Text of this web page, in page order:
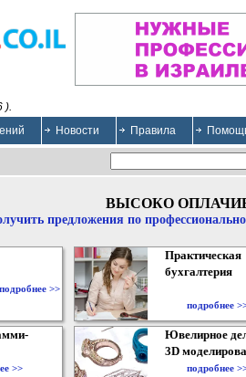
).
Новости Правила
ВЫСОКО
предложения по
подробнее >>
Практическая
бухгалтерия
подробнее
>>
Ювелирное
3D
подробнее